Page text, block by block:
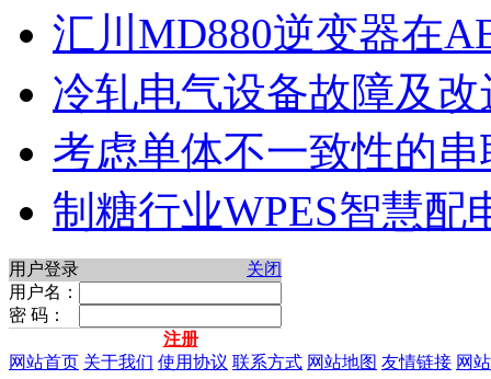
汇川MD880逆变器在
冷轧电气设备故障及
考虑单体不一致性的
制糖行业WPES智慧配
用户登录
关闭
用户名：
密 码：
注册
网站首页 关于我们 使用协议 联系方式 网站地图 友情链接 网